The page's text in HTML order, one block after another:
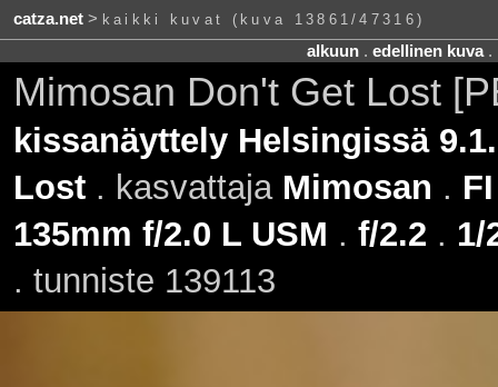
catza.net> kaikki kuvat (kuva 13861/47316)
alkuun. edellinen kuva.
Mimosan Don't Get Lost
kissanäyttely Helsingissä
Lost. kasvattaja Mimosan . FI
135mm f/2.0 L USM . f/2.2 . 1/
. tunniste 139113